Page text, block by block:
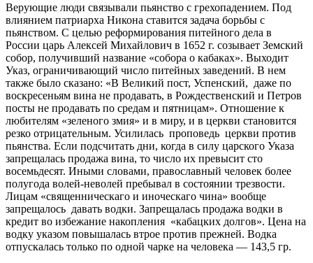
Верующие люди связывали пьянство с грехопадением. Под
влиянием патриарха Никона ставится задача борьбы с
пьянством. С целью реформирования питейного дела в
России царь Алексей Михайлович в 1652 г. созывает Земский
собор, получивший название «собора о кабаках». Выходит
Указ, ограничивающий число питейных заведений. В нем
также было сказано: «В Великий пост, Успенский, даже по
воскресеньям вина не продавать, в Рождественский и Петров
посты не продавать по средам и пятницам». Отношение к
любителям «зеленого змия» и в миру, и в церкви становится
резко отрицательным. Усилилась проповедь церкви против
пьянства. Если подсчитать дни, когда в силу царского Указа
запрещалась продажа вина, то число их превысит сто
восемьдесят. Иными словами, православный человек более
полугода волей-неволей пребывал в состоянии трезвости.
Лицам «священническаго и иноческаго чина» вообще
запрещалось давать водки. Запрещалась продажа водки в
кредит во избежание накопления «кабацких долгов». Цена на
водку указом повышалась втрое против прежней. Водка
отпускалась только по одной чарке на человека — 143,5 гр.